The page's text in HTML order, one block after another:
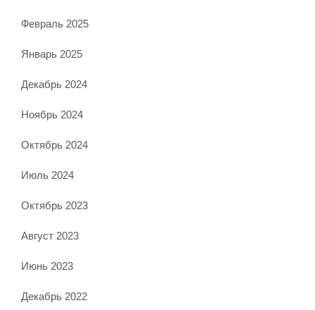
Февраль 2025
Январь 2025
Декабрь 2024
Ноябрь 2024
Октябрь 2024
Июль 2024
Октябрь 2023
Август 2023
Июнь 2023
Декабрь 2022